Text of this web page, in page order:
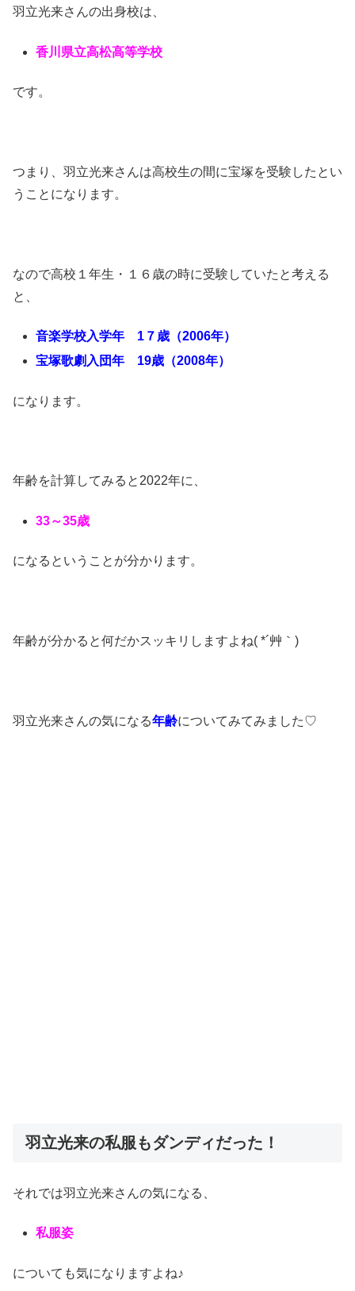
羽立光来さんの出身校は、
香川県立高松高等学校
です。
つまり、羽立光来さんは高校生の間に宝塚を受験したとい
うことになります。
なので高校１年生・１６歳の時に受験していたと考える
と、
音楽学校入学年 1７歳（2006年）
宝塚歌劇入団年 19歳（2008年）
になります。
年齢を計算してみると2022年に、
33～35歳
になるということが分かります。
年齢が分かると何だかスッキリしますよね( *´艸｀)
羽立光来さんの気になる年齢についてみてみました♡
羽立光来の私服もダンディだった！
それでは羽立光来さんの気になる、
私服姿
についても気になりますよね♪